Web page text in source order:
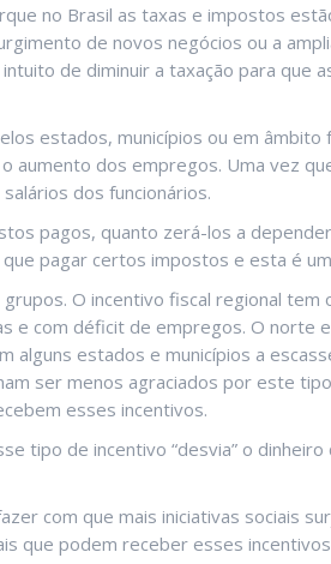
no Brasil as taxas e impostos
de novos negócios ou a
de diminuir a taxação para que
estados, municípios ou em âmbito
aumento dos empregos. Uma vez
dos funcionários.
pagos, quanto zerá-los a
pagar certos impostos e esta é
O incentivo fiscal regional
e com déficit de empregos. O norte
alguns estados e municípios a
ser menos agraciados por este
esses incentivos.
tipo de incentivo “desvia” o
com que mais iniciativas sociais
que podem receber esses